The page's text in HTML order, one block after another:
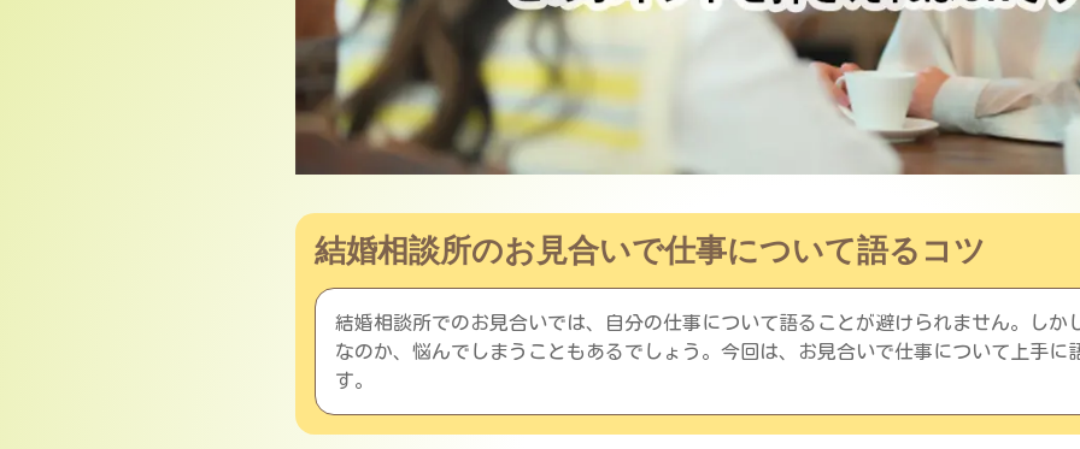
結婚相談所のお見合いで仕事について語るコツ
結婚相談所でのお見合いでは、自分の仕事について語ることが避けられません。しか
なのか、悩んでしまうこともあるでしょう。今回は、お見合いで仕事について上手に
す。